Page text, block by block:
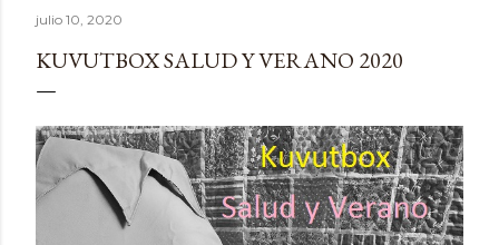
julio 10, 2020
KUVUTBOX SALUD Y VERANO 2020